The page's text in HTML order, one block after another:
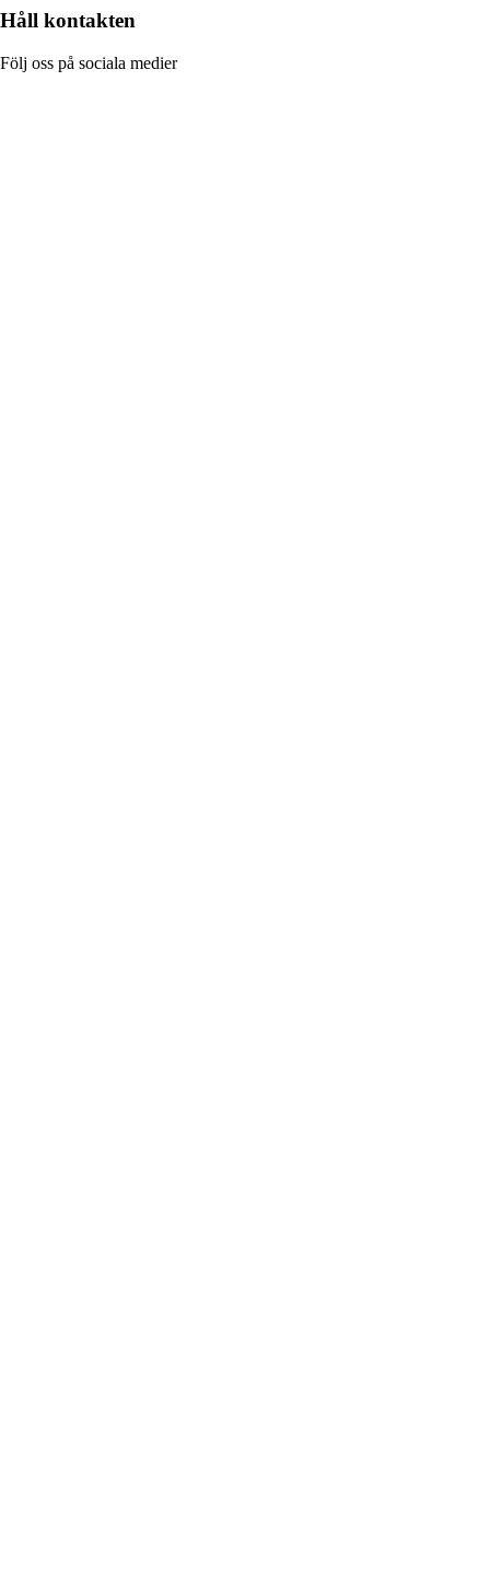
Håll kontakten
Följ oss på sociala medier